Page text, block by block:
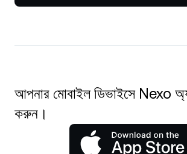
আপনার মোবাইল ডিভাইসে Nexo
করুন।